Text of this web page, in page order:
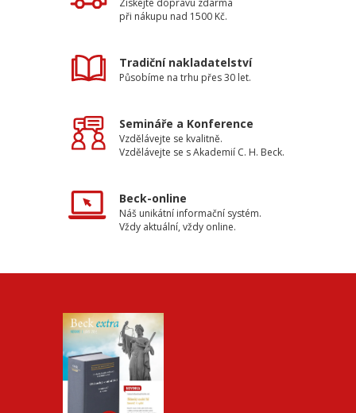
Získejte dopravu zdarma
při nákupu nad 1500 Kč.
Tradiční nakladatelství
Působíme na trhu přes 30 let.
Semináře a Konference
Vzdělávejte se kvalitně.
Vzdělávejte se s Akademií C. H. Beck.
Beck-online
Náš unikátní informační systém.
Vždy aktuální, vždy online.